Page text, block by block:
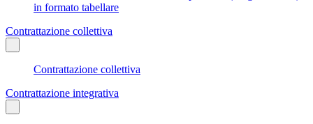
in formato tabellare
Contrattazione collettiva
Contrattazione collettiva
Contrattazione integrativa